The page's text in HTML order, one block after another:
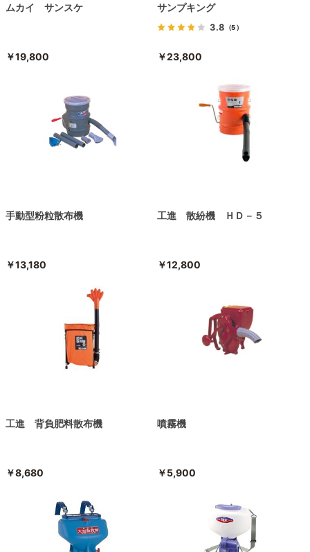
ムカイ サンスケ
￥19,800
サンプキング
3.8 （5）
￥23,800
手動型粉粒散布機
￥13,180
工進 散紛機 ＨＤ－５
￥12,800
工進 背負肥料散布機
￥8,680
噴霧機
￥5,900